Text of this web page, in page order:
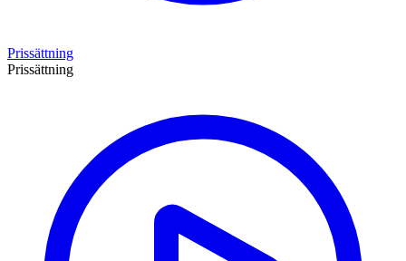
Prissättning
Prissättning